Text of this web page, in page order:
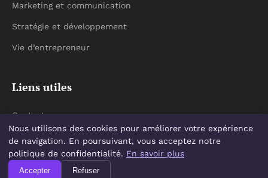
Marketing et communication
Stratégie et développement
Vie d’entrepreneur
Liens utiles
Contact
© 2026 Nissa Rebela. Tous droits réservés.
Nous utilisons des cookies pour améliorer votre expérience
de navigation. En poursuivant, vous acceptez notre
politique de confidentialité. En savoir plus
Accepter Refuser